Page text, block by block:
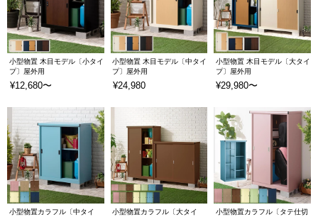
小型物置 木目モデル〔小タイ
プ〕屋外用
¥12,680〜
小型物置 木目モデル〔中タイ
プ〕屋外用
¥24,980
小型物置 木目モデル〔大タイ
プ〕屋外用
¥29,980〜
小型物置カラフル〔中タイ
小型物置カラフル〔大タイ
小型物置カラフル〔タテ仕切